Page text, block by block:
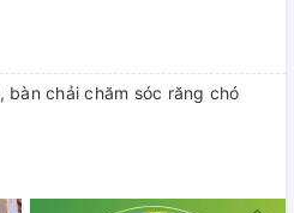
bàn chải chăm sóc răng chó